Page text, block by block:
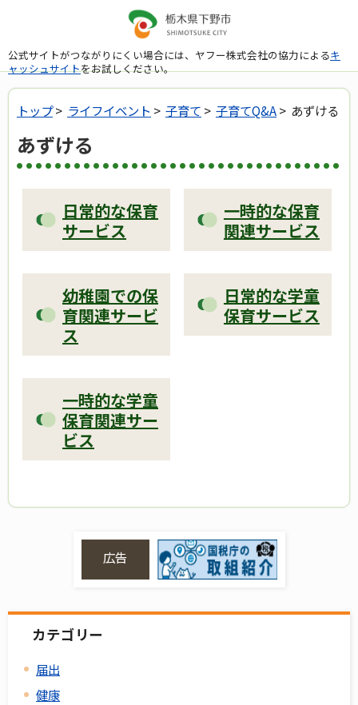
公式サイトがつながりにくい場合には、ヤフー株式会社の協力によるキ
ャッシュサイトをお試しください。
トップ> ライフイベント > 子育て > 子育てQ&A> あずける
あずける
日常的な保育
サービス
一時的な保育
関連サービス
幼稚園での保
育関連サービ
ス
日常的な学童
保育サービス
一時的な学童
保育関連サー
ビス
広告
カテゴリー
届出
健康